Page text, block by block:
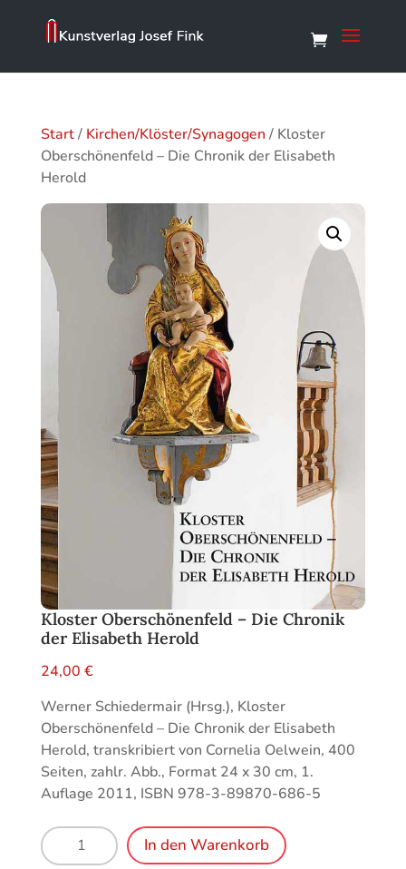
Start/ Kirchen/Klöster/Synagogen / Kloster
Oberschönenfeld – Die Chronik der Elisabeth
Herold
Kloster Oberschönenfeld – Die Chronik
der Elisabeth Herold
24,00 €
Werner Schiedermair (Hrsg.), Kloster
Oberschönenfeld – Die Chronik der Elisabeth
Herold, transkribiert von Cornelia Oelwein, 400
Seiten, zahlr. Abb., Format 24 x 30 cm, 1.
Auflage 2011, ISBN 978-3-89870-686-5
Kloster
Oberschönenfeld
In den Warenkorb